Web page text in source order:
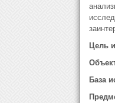
Цель
База